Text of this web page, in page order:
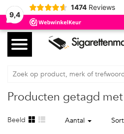
9,4
1474 Reviews
Producten getagd
Beeld Aantal